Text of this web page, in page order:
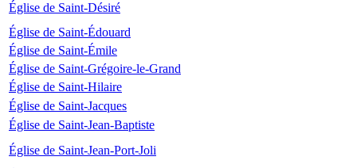
Église de Saint-Désiré
Église de Saint-Édouard
Église de Saint-Émile
Église de Saint-Grégoire-le-Grand
Église de Saint-Hilaire
Église de Saint-Jacques
Église de Saint-Jean-Baptiste
Église de Saint-Jean-Port-Joli